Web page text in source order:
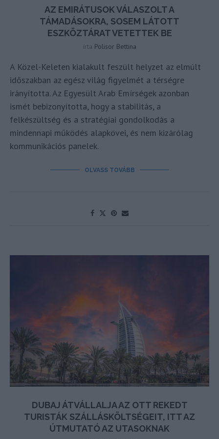
AZ EMIRÁTUSOK VÁLASZOLT A
TÁMADÁSOKRA, SOSEM LÁTOTT
ESZKÖZTÁRAT VETETTEK BE
írta Polisor Bettina
A Közel-Keleten kialakult feszült helyzet az elmúlt
időszakban az egész világ figyelmét a térségre
irányította. Az Egyesült Arab Emírségek azonban
ismét bebizonyította, hogy a stabilitás, a
felkészültség és a stratégiai gondolkodás a
mindennapi működés alapkövei, és nem kizárólag
kommunikációs panelek.
OLVASS TOVÁBB
DUBAJ ÁTVÁLLALJA AZ OTT REKEDT
TURISTÁK SZÁLLÁSKÖLTSÉGEIT, ITT AZ
ÚTMUTATÓ AZ UTASOKNAK